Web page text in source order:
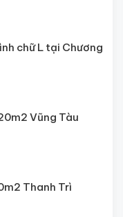
chữ L tại Chương
Vũng Tàu
Thanh Trì